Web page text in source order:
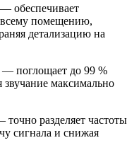
— обеспечивает
всему помещению,
детализацию на
— поглощает до 99 %
максимально
точно разделяет частоты
сигнала и снижая